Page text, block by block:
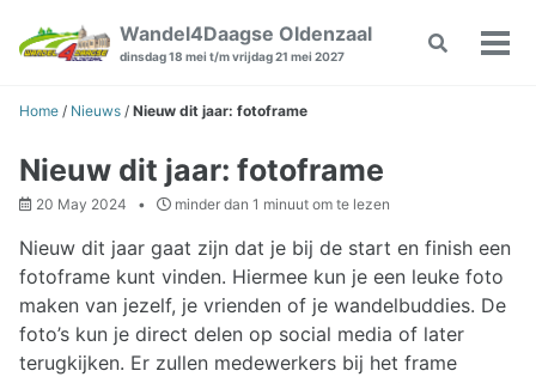
navigation
Wandel4Daagse Oldenzaal
dinsdag 18 mei t/m vrijdag 21 mei 2027
Toggle
Home / Nieuws / Nieuw dit jaar: fotoframe
Nieuw dit jaar: fotoframe
20 May 2024 minder dan 1 minuut om te lezen
Nieuw dit jaar gaat zijn dat je bij de start en finish een
fotoframe kunt vinden. Hiermee kun je een leuke foto
maken van jezelf, je vrienden of je wandelbuddies. De
foto’s kun je direct delen op social media of later
terugkijken. Er zullen medewerkers bij het frame